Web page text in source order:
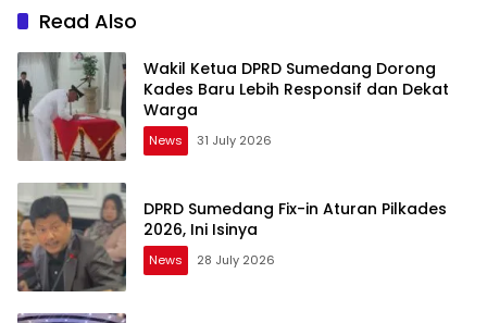
Read Also
Wakil Ketua DPRD Sumedang Dorong
Kades Baru Lebih Responsif dan Dekat
Warga
News 31 July 2026
DPRD Sumedang Fix-in Aturan Pilkades
2026, Ini Isinya
News 28 July 2026